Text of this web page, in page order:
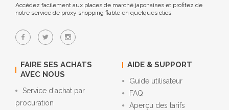
Accédez facilement aux places de marché japonaises et profitez de
notre service de proxy shopping fiable en quelques clics.
FAIRE SES ACHATS
AVEC NOUS
Service d'achat par
procuration
AIDE & SUPPORT
Guide utilisateur
FAQ
Aperçu des tarifs